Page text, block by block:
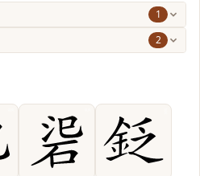
1
2